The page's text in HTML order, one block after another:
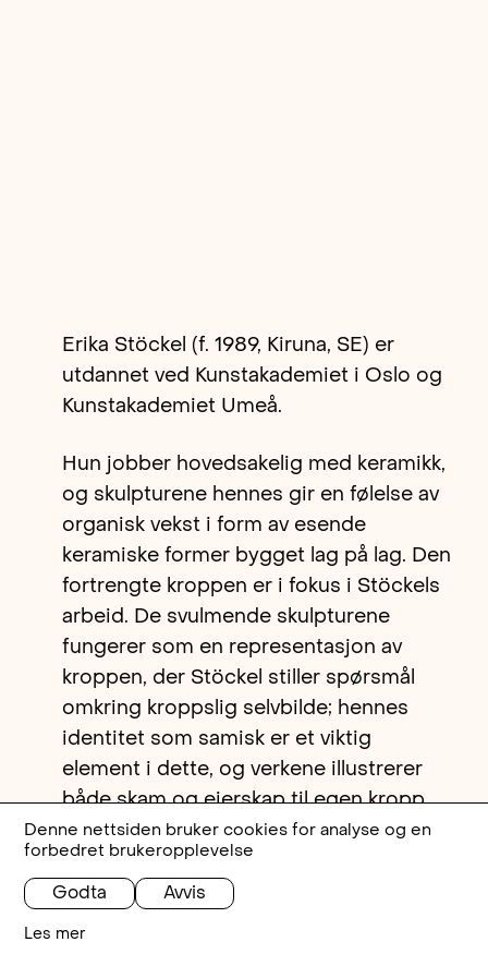
Denne nettsiden bruker cookies for analyse og en
forbedret brukeropplevelse
Godta Avvis
Les mer
Erika Stöckel (f. 1989, Kiruna, SE) er
utdannet ved Kunstakademiet i Oslo og
Kunstakademiet Umeå.
Hun jobber hovedsakelig med keramikk,
og skulpturene hennes gir en følelse av
organisk vekst i form av esende
keramiske former bygget lag på lag. Den
fortrengte kroppen er i fokus i Stöckels
arbeid. De svulmende skulpturene
fungerer som en representasjon av
kroppen, der Stöckel stiller spørsmål
omkring kroppslig selvbilde; hennes
identitet som samisk er et viktig
element i dette, og verkene illustrerer
både skam og eierskap til egen kropp
og identitet. Spørsmålet om en
normativ kropp og hvordan vi forvandler
et subjekt til objekt gjennom blikket er